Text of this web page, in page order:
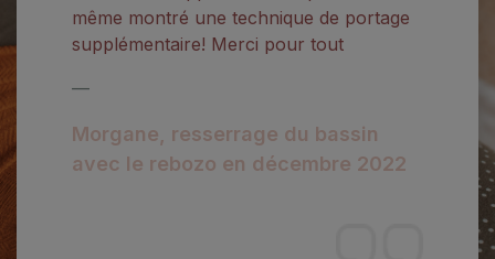
même montré une technique de portage
supplémentaire! Merci pour tout
—
Morgane, resserrage du bassin
avec le rebozo en décembre 2022